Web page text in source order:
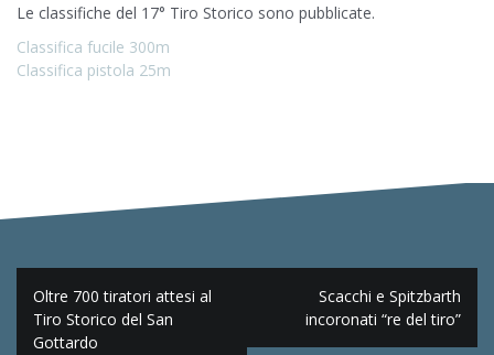
Le classifiche del 17° Tiro Storico sono pubblicate.
Classifica fucile 300m
Classifica pistola 25m
Navigazione
articoli
Oltre 700 tiratori attesi al
Tiro Storico del San
Gottardo
Scacchi e Spitzbarth
incoronati “re del tiro”